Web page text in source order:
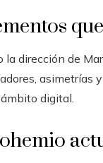
la dirección de
asimetrías
digital.